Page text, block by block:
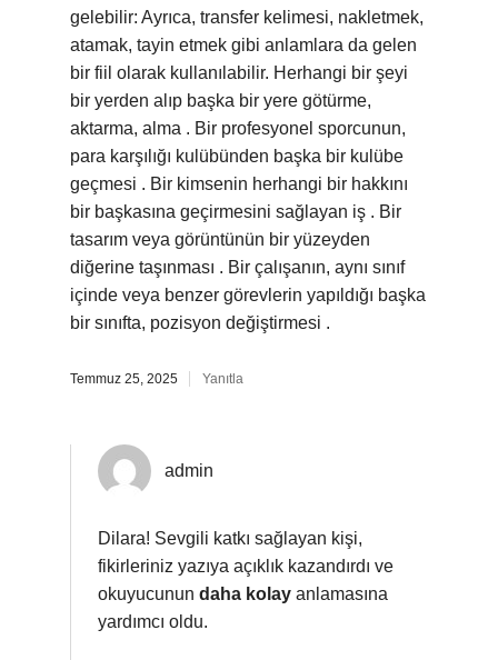
gelebilir: Ayrıca, transfer kelimesi, nakletmek,
atamak, tayin etmek gibi anlamlara da gelen
bir fiil olarak kullanılabilir. Herhangi bir şeyi
bir yerden alıp başka bir yere götürme,
aktarma, alma . Bir profesyonel sporcunun,
para karşılığı kulübünden başka bir kulübe
geçmesi . Bir kimsenin herhangi bir hakkını
bir başkasına geçirmesini sağlayan iş . Bir
tasarım veya görüntünün bir yüzeyden
diğerine taşınması . Bir çalışanın, aynı sınıf
içinde veya benzer görevlerin yapıldığı başka
bir sınıfta, pozisyon değiştirmesi .
Temmuz 25, 2025 Yanıtla
admin
Dilara! Sevgili katkı sağlayan kişi,
fikirleriniz yazıya açıklık kazandırdı ve
okuyucunun daha kolay anlamasına
yardımcı oldu.